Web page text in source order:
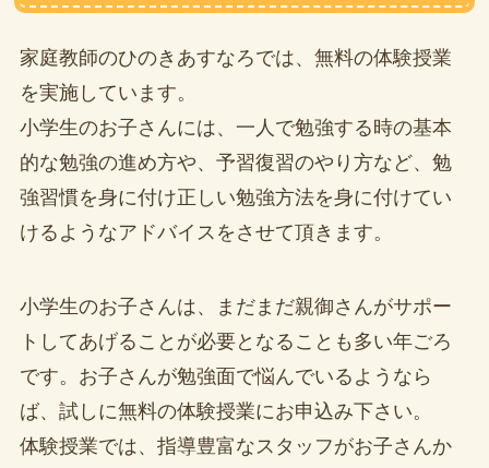
家庭教師のひのきあすなろでは、無料の体験授業
を実施しています。
小学生のお子さんには、一人で勉強する時の基本
的な勉強の進め方や、予習復習のやり方など、勉
強習慣を身に付け正しい勉強方法を身に付けてい
けるようなアドバイスをさせて頂きます。
小学生のお子さんは、まだまだ親御さんがサポー
トしてあげることが必要となることも多い年ごろ
です。お子さんが勉強面で悩んでいるようなら
ば、試しに無料の体験授業にお申込み下さい。
体験授業では、指導豊富なスタッフがお子さんか